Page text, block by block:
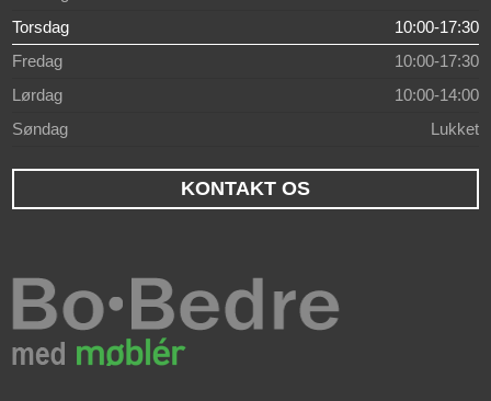
Torsdag
10:00-17:30
Fredag
10:00-17:30
Lørdag
10:00-14:00
Søndag
Lukket
KONTAKT OS